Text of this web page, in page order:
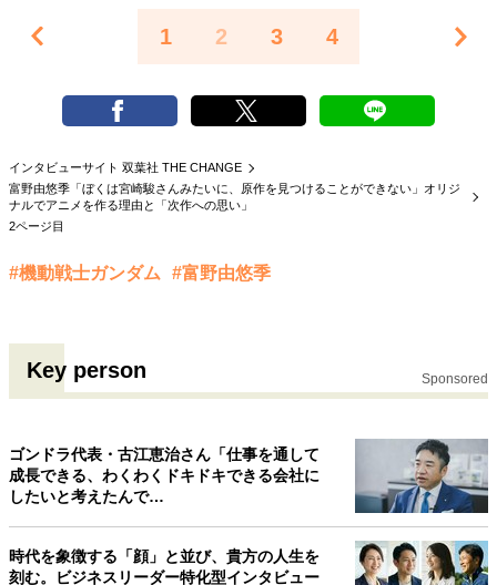
1 2 3 4
インタビューサイト 双葉社 THE CHANGE
富野由悠季「ぼくは宮崎駿さんみたいに、原作を見つけることができない」オリジ
ナルでアニメを作る理由と「次作への思い」
2ページ目
#機動戦士ガンダム #富野由悠季
Key person Sponsored
ゴンドラ代表・古江恵治さん「仕事を通して
成長できる、わくわくドキドキできる会社に
したいと考えたんで…
時代を象徴する「顔」と並び、貴方の人生を
刻む。ビジネスリーダー特化型インタビュー